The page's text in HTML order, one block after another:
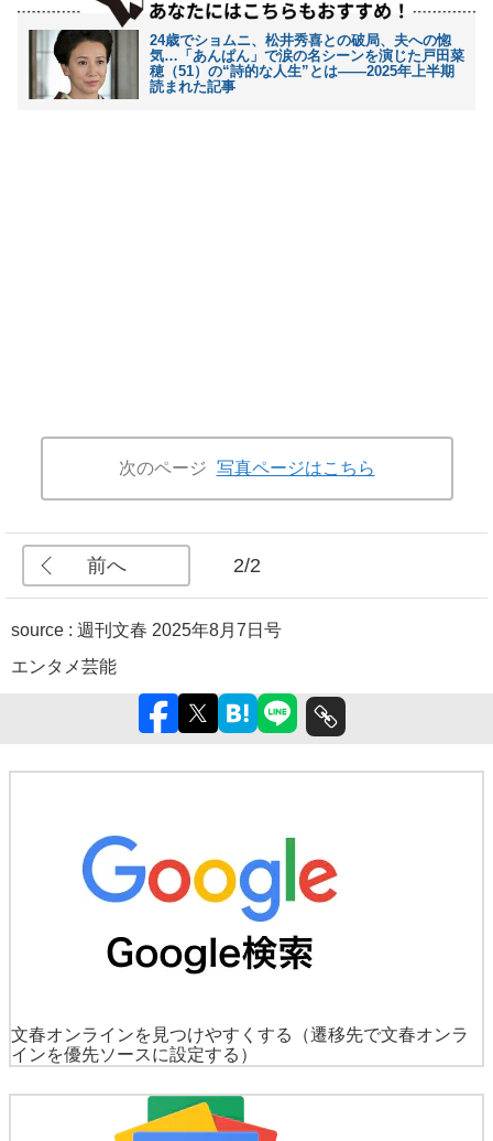
24歳でショムニ、松井秀喜との破局、夫への惚
気…「あんぱん」で涙の名シーンを演じた戸田菜
穂（51）の“詩的な人生”とは――2025年上半期
読まれた記事
次のページ 写真ページはこちら
前へ 2/2
source : 週刊文春 2025年8月7日号
エンタメ芸能
文春オンラインを見つけやすくする
（遷移先で文春オンラ
インを優先ソースに設定する）